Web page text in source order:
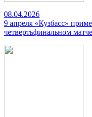
08.04.2026
9 апреля «Кузбасс»
четвертьфинальном